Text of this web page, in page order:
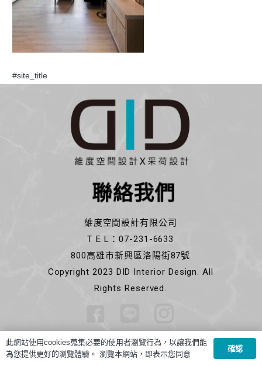
#site_title
聯絡我們
維度空間設計有限公司
T E L：07-231-6633
800高雄市新興區洛陽街87號
Copyright 2023 DID Interior Design. All
Rights Reserved.
此網站使用cookies蒐集必要的使用者瀏覽行為，以讓我們能
為您提供更好的瀏覽體驗。 瀏覽本網站，即表示您同意
確認